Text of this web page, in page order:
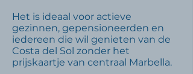
Het is ideaal voor actieve
gezinnen, gepensioneerden en
iedereen die wil genieten van de
Costa del Sol zonder het
prijskaartje van centraal Marbella.